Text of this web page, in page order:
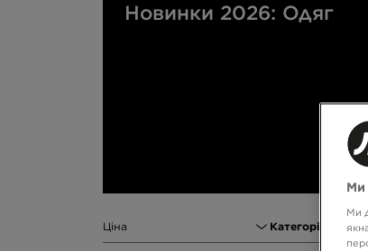
Новинки 2026: Одяг
Ціна Категорія
Ми
Ми